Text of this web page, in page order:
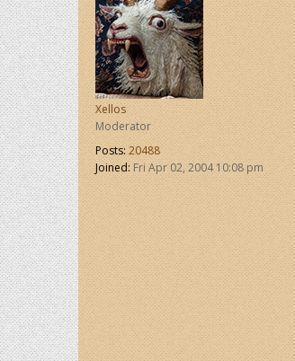
Xellos
Moderator
Posts: 20488
Joined:Fri Apr 02, 2004 10:08 pm